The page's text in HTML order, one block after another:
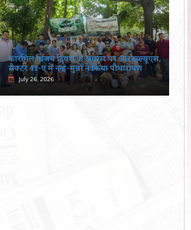
कारगिल विजय दिवस के अवसर पर आरडब्ल्यूएस,
सेक्टर 41-ए में नन्हे-मुन्नों ने किया पौधारोपण
July 26, 2026